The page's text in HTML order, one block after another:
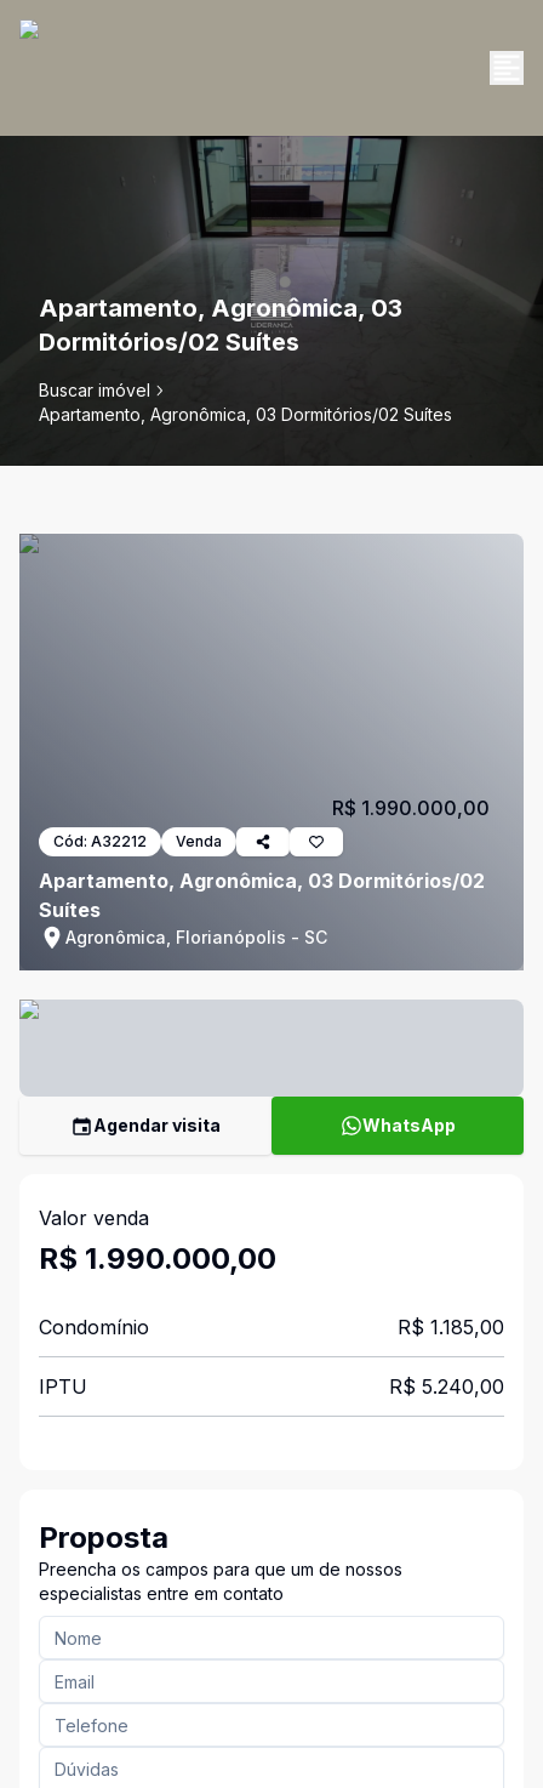
Apartamento, Agronômica, 03
Dormitórios/02 Suítes
Buscar imóvel
Apartamento, Agronômica, 03 Dormitórios/02 Suítes
Cód: A32212 Venda
Apartamento, Agronômica, 03 Dormitórios/02
Suítes
Agronômica, Florianópolis - SC
R$ 1.990.000,00
Agendar visita WhatsApp
Valor venda
R$ 1.990.000,00
Condomínio R$ 1.185,00
IPTU R$ 5.240,00
Proposta
Preencha os campos para que um de nossos
especialistas entre em contato